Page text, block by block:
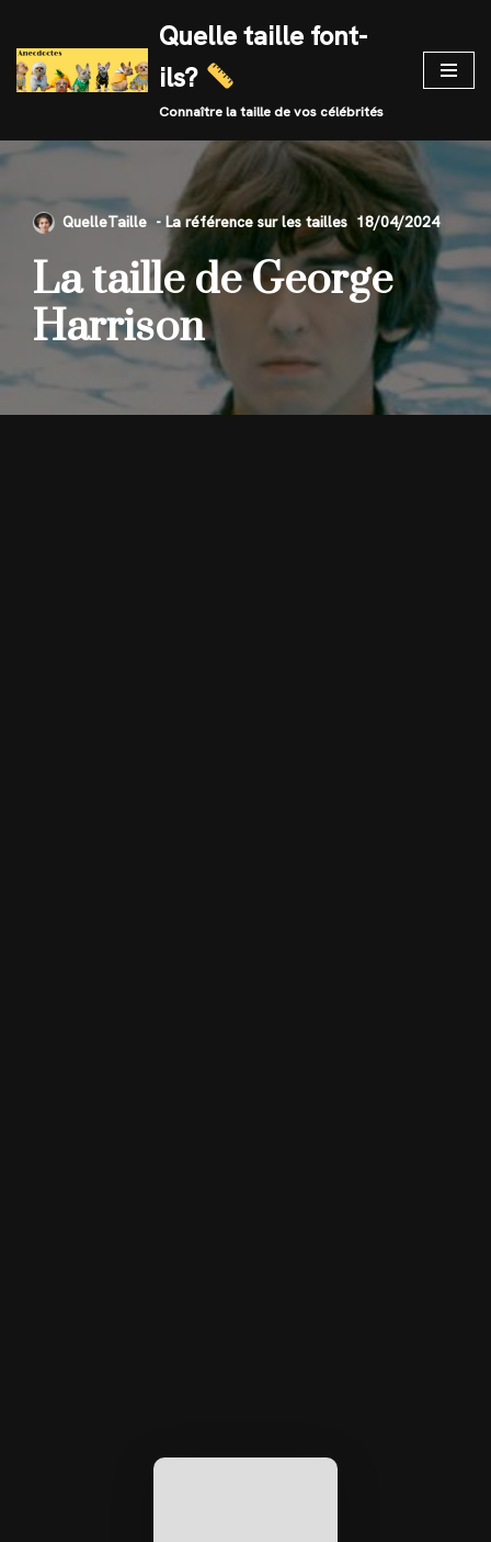
Skip
to
Quelle taille font-
ils?
Connaître la taille de vos célébrités
QuelleTaille 18/04/2024
La taille de George
Harrison